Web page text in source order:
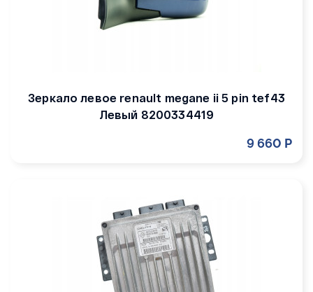
Зеркало левое renault megane ii 5 pin tef43
Левый 8200334419
9 660 Р